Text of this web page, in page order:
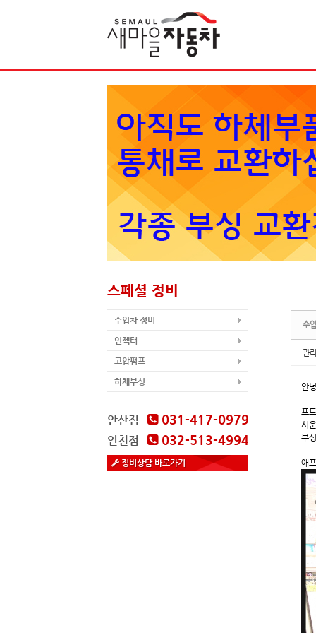
스페셜 정비
수입차 정비
인젝터
고압펌프
하체부싱
안산점 031-417-0979
인천점 032-513-4994
정비상담 바로가기
수
관
안
포
시
부
애